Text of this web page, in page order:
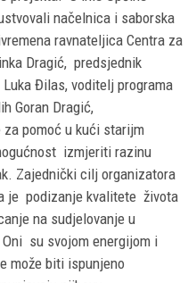
načelnica i saborska
ravnateljica Centra za
Dragić, predsjednik
Đilas, voditelj programa
Goran Dragić,
pomoć u kući starijm
izmjeriti razinu
Zajednički cilj organizatora
je podizanje kvalitete života
na sudjelovanje u
su svojom energijom i
može biti ispunjeno